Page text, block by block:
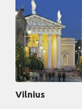
Vilnius